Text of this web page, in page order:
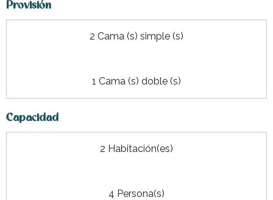
Provisión
2 Cama (s) simple (s)
1 Cama (s) doble (s)
Capacidad
2 Habitación(es)
4 Persona(s)